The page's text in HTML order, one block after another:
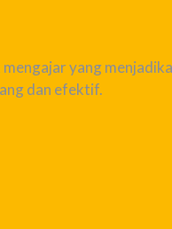
yang
dan efektif.